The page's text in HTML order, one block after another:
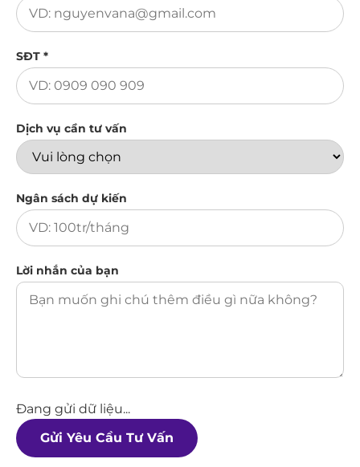
SĐT *
Dịch vụ cần tư vấn
Ngân sách dự kiến
Lời nhắn của bạn
Đang gửi dữ liệu...
Gửi Yêu Cầu Tư Vấn